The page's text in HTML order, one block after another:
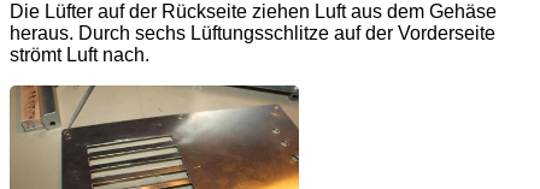
Die Lüfter auf der Rückseite ziehen Luft aus dem Gehäse
heraus. Durch sechs Lüftungsschlitze auf der Vorderseite
strömt Luft nach.